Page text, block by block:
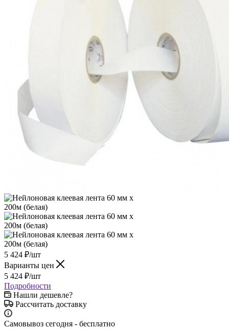
5 424 ₽/шт
Варианты цен
5 424 ₽/шт
Подробности
Нашли дешевле?
Рассчитать доставку
Самовывоз сегодня - бесплатно